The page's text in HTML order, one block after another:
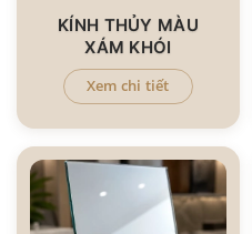
KÍNH THỦY MÀU
XÁM KHÓI
Xem chi tiết